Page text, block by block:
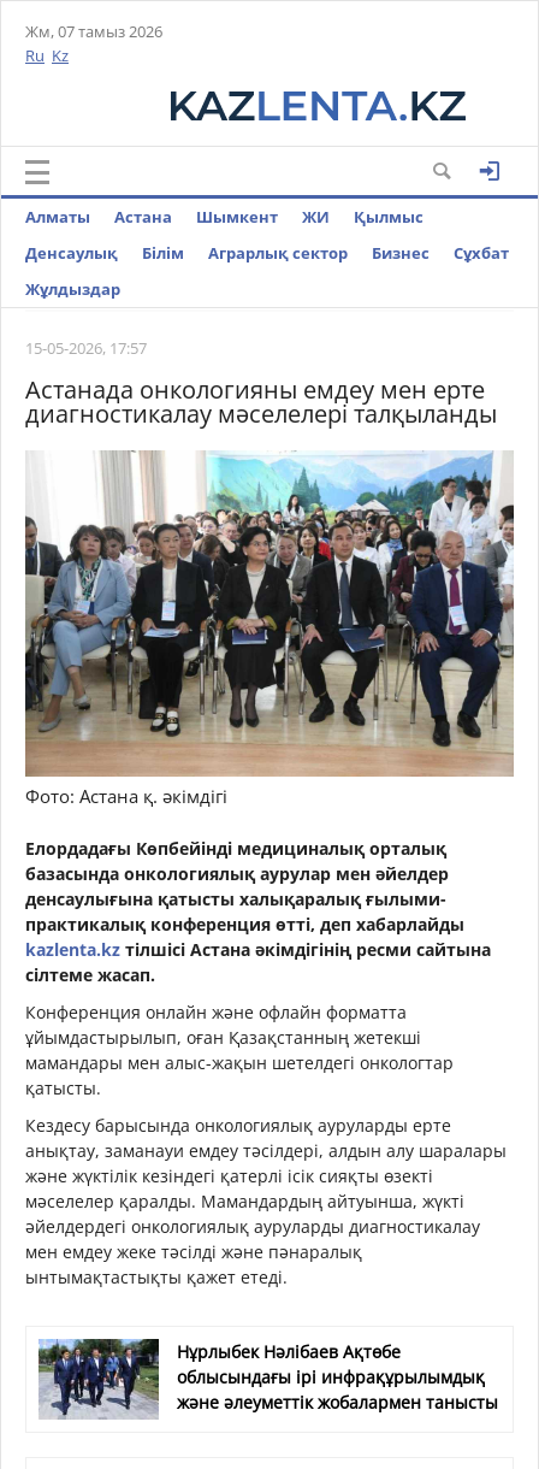
Жм, 07 тамыз 2026
Ru Kz
Алматы Астана Шымкент ЖИ
Қылмыс
Денсаулық
Білім Аграрлық сектор Бизнес
Cұхбат
Жұлдыздар
15-05-2026, 17:57
Астанада онкологияны емдеу мен ерте
диагностикалау мәселелері талқыланды
Фото: Астана қ. әкімдігі
Елордадағы Көпбейінді медициналық орталық
базасында онкологиялық аурулар мен әйелдер
денсаулығына қатысты халықаралық ғылыми-
практикалық конференция өтті, деп хабарлайды
kazlenta.kz тілшісі Астана әкімдігінің ресми сайтына
сілтеме жасап.
Конференция онлайн және офлайн форматта
ұйымдастырылып, оған Қазақстанның жетекші
мамандары мен алыс-жақын шетелдегі онкологтар
қатысты.
Кездесу барысында онкологиялық ауруларды ерте
анықтау, заманауи емдеу тәсілдері, алдын алу шаралары
және жүктілік кезіндегі қатерлі ісік сияқты өзекті
мәселелер қаралды. Мамандардың айтуынша, жүкті
әйелдердегі онкологиялық ауруларды диагностикалау
мен емдеу жеке тәсілді және пәнаралық
ынтымақтастықты қажет етеді.
Нұрлыбек Нәлібаев Ақтөбе
облысындағы ірі инфрақұрылымдық
және әлеуметтік жобалармен танысты